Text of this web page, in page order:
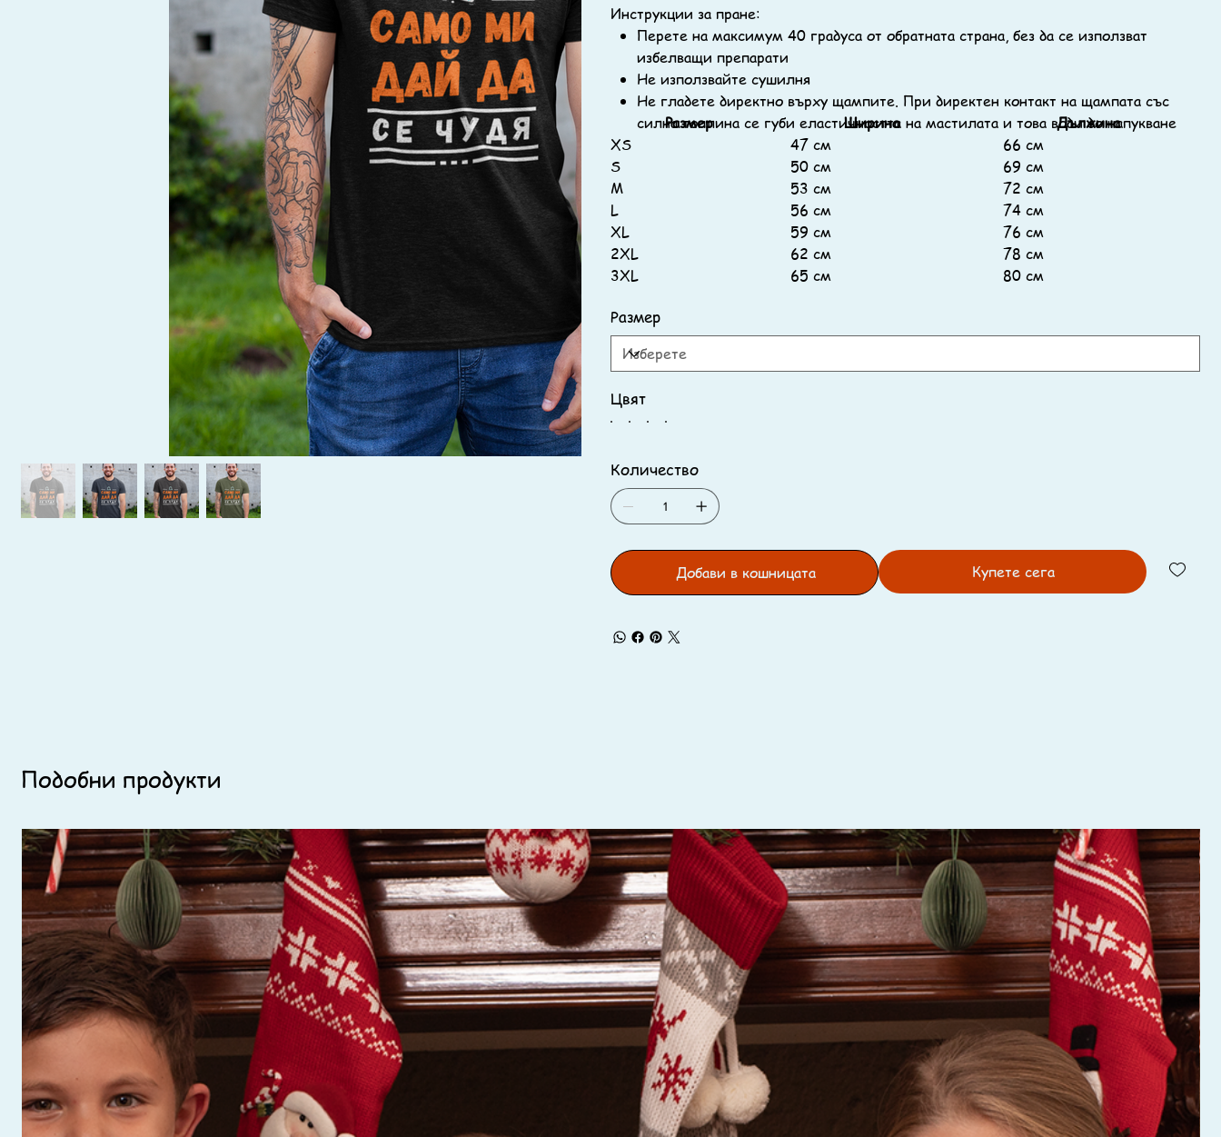
Инструкции за пране:
Перете на максимум 40 градуса от обратната страна, без да се използват
избелващи препарати
Не използвайте сушилня
Не гладете директно върху щампите. При директен контакт на щампата със
силна топлина се губи еластичността на мастилата и това води до напукване
Размер Ширина
Дължина
XS
47 см
66 см
S
50 см
69 см
M
53 см
72 см
L
56 см
74 см
XL
59 см
76 см
2XL
62 см
78 см
3XL
65 см 80 см
Размер
Цвят
Количество
Добави в кошницата Купете сега
Подобни продукти